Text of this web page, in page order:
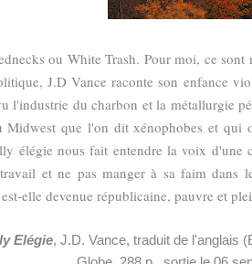
ou White Trash. Pour moi, ce
J.D Vance raconte son enfance
l'industrie du charbon et la métallurgie
que l'on dit xénophobes et qui
élégie nous fait entendre la voix d'une
et ne pas manger à sa faim
elle devenue républicaine, pauvre et
Elégie, J.D. Vance, traduit de l'anglais